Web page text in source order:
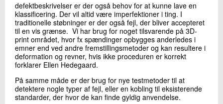
defektbeskrivelser er der også behov for at kunne lave en
klassificering. Der vil altid være imperfektioner i ting. I
traditionelle støbninger er der også fejl, der bliver accepteret
til en vis grænse. Vi har brug for noget tilsvarende på 3D-
print området, hvor fx spændinger opbygges anderledes i
emner end ved andre fremstillingsmetoder og kan resultere i
deformation og revner, hvis ikke proceduren er korrekt
forklarer Ellen Hedegaard.
På samme måde er der brug for nye testmetoder til at
detektere nogle typer af fejl, eller en kobling til eksisterende
standarder, der hvor de kan finde gyldig anvendelse.